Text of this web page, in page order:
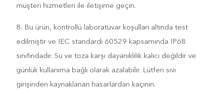
müşteri hizmetleri ile iletişime geçin.
8. Bu ürün, kontrollü laboratuvar koşulları altında test
edilmiştir ve IEC standardı 60529 kapsamında IP68
sınıfındadır. Su ve toza karşı dayanıklılık kalıcı değildir ve
günlük kullanıma bağlı olarak azalabilir. Lütfen sıvı
girişinden kaynaklanan hasarlardan kaçının.